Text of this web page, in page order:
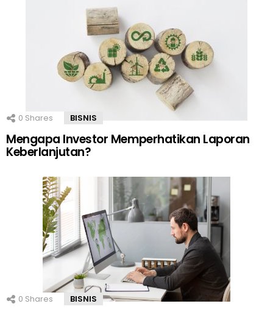
0 Shares BISNIS
Mengapa Investor Memperhatikan Laporan
Keberlanjutan?
0 Shares BISNIS